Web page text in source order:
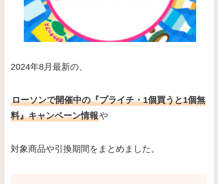
2024年8月最新の、
ローソンで開催中の『プライチ・1個買うと1個無
料』キャンペーン情報や
対象商品や引換期間をまとめました。